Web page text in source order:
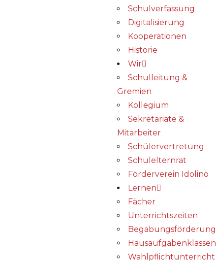
Schulverfassung
Digitalisierung
Kooperationen
Historie
Wir
Schulleitung &
Gremien
Kollegium
Sekretariate &
Mitarbeiter
Schülervertretung
Schulelternrat
Förderverein Idolino
Lernen
Fächer
Unterrichtszeiten
Begabungs­förderung
Hausaufgabenklassen
Wahlpflichtunterricht